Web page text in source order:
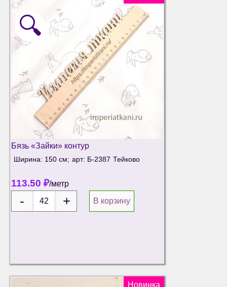
🔍
Бязь «Зайки» контур
Ширина: 150 см; арт: Б-2387 Тейково
113.50 ₽/метр
В корзину
Новинка